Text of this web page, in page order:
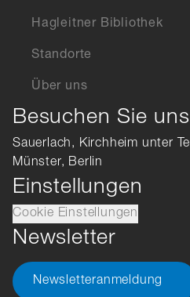
Hagleitner Bibliothek
Standorte
Über uns
Besuchen Sie
Sauerlach, Kirchheim unter
Münster, Berlin
Einstellungen
Cookie Einstellungen
Newsletter
Newsletteranmeldung